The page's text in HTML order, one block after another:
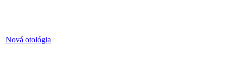
Nová otológia